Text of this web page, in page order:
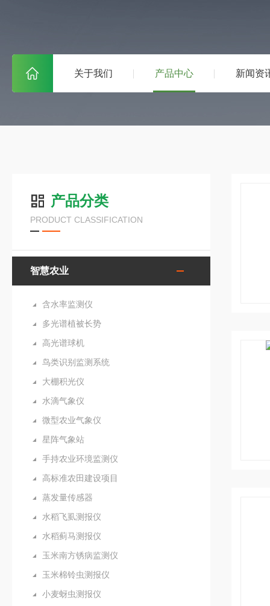
关于我们 产品中心 新闻资
产品分类
PRODUCT CLASSIFICATION
智慧农业
含水率监测仪
多光谱植被长势
高光谱球机
鸟类识别监测系统
大棚积光仪
水滴气象仪
微型农业气象仪
星阵气象站
手持农业环境监测仪
高标准农田建设项目
蒸发量传感器
水稻飞虱测报仪
水稻蓟马测报仪
玉米南方锈病监测仪
玉米棉铃虫测报仪
小麦蚜虫测报仪